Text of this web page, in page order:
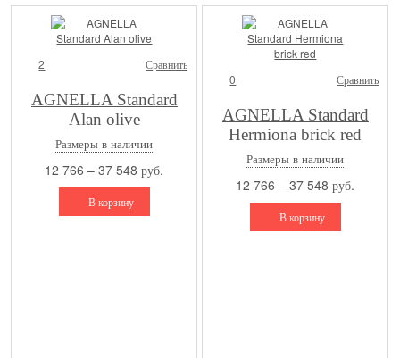
2 Сравнить
AGNELLA Standard
Alan olive
Размеры в наличии
12 766 – 37 548 руб.
В корзину
0 Сравнить
AGNELLA Standard
Hermiona brick red
Размеры в наличии
12 766 – 37 548 руб.
В корзину